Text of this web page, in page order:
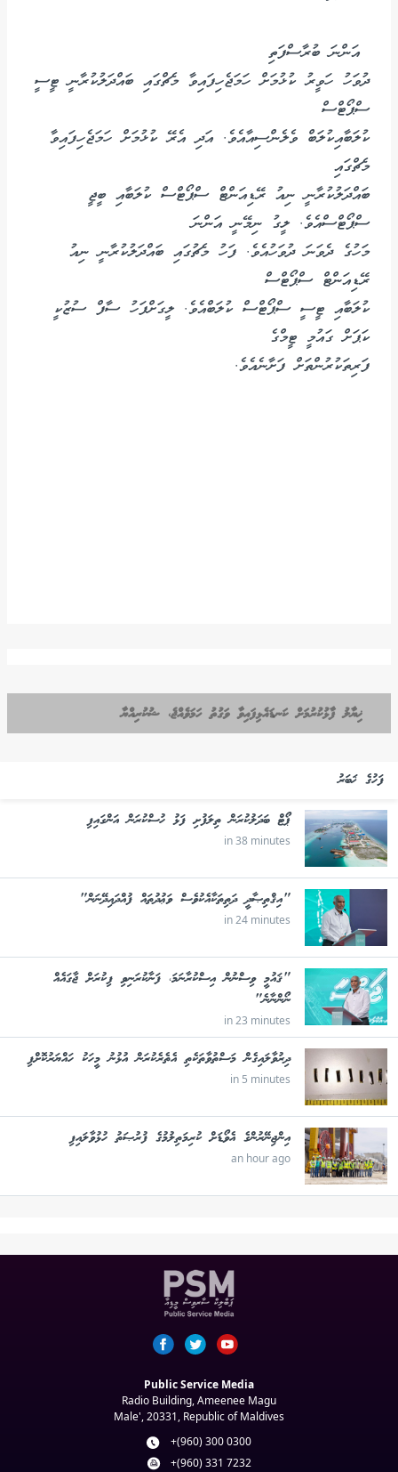
އަންނަ ބުރާސްފަތި
ދުވަހު ހަވީރު ކުޅުމަށް ހަމަޖެހިފައިވާ މެޗްގައި ބައްދަލުކުރާނީ ޓީސީ
ސްޕޯޓްސް
ކުލަބާއިކުލަބް ވެލެންސިއާއެވެ. އަދި އެރޭ ކުޅުމަށް ހަމަޖެހިފައިވާ
މެޗްގައި
ބައްދަލުކުރާނީ ނިއު ރޭޑިއަންޓް ސްޕޯޓްސް ކުލަބާއި ބީޖީ
ސްޕޯޓްސްއެވެ. ލީގު ނިމޭނީ އަންނަ
މަހުގެ ދެވަނަ ދުވަހުއެވެ. ފަހު މެޗުގައި ބައްދަލުކުރާނީ ނިއު
ރޭޑިއަންޓް ސްޕޯޓްސް
ކުލަބާއި ޓީސީ ސްޕޯޓްސް ކުލަބްއެވެ. ލީގަށްފަހު ސާފް ސުޒުކީ
ކަޕަށް ގައުމީ ޓީމްގެ
ފަރިތަކުރުންތަށް ފަށާނެއެވެ.
ޚިޔާލު ފާޅުކުރުމަށް ކަނޑައެޅިފައިވާ ވަގުތު ހަމަވެއްޖެ، ޝުކުރިއްޔާ
ފަހުގެ ޚަބަރު
ޕޯޓް ބަދަލުކުރަން ތިލަފުށި ފަޅު ހުސްކުރަން އަންގައިފި
in 38 minutes
"އިޤްތިޞާދީ ދަތިތަކާއެކުވެސް ވަޢުދުތައް ފުއްދައިދޭނަން"
in 24 minutes
"ޤައުމީ ވިސްނުން އިސްކުރާނަމަ، ފަނާކުރަނިވި ފިކުރަށް ޖާގައެއް
ނޯންނާނެ"
in 23 minutes
ދިރުވާލައިގެން މަސްތުވާތަކެތި އެތެރެކުރަން އުޅުނު މީހަކު ހައްޔަރުކޮށްފި
in 5 minutes
އިންޖިނޭރުންގެ އެވޯޑަށް ކުރިމަތިލުމުގެ ފުރުޞަތު ހުޅުވާލައިފި
an hour ago
Public Service Media
Radio Building, Ameenee Magu
Male', 20331, Republic of Maldives
+(960) 300 0300
+(960) 331 7232